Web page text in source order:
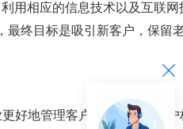
用相应的信息技术以及互联
最终目标是吸引新客户，保留
更好地管理客户资料，建立客